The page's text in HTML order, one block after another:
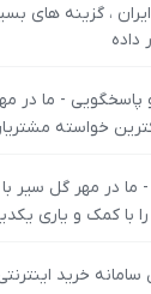
، گزینه های
- ما در
خواسته
- ما در مهر گل سیر
با کمک و یاری
خرید